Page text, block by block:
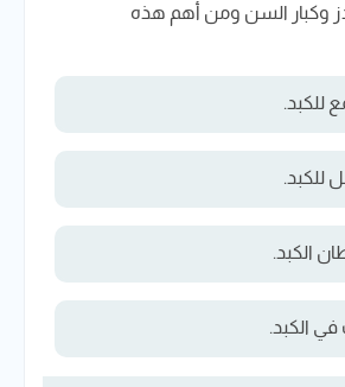
وكبار السن ومن أهم هذه
للكبد.
للكبد.
الكبد.
في الكبد.